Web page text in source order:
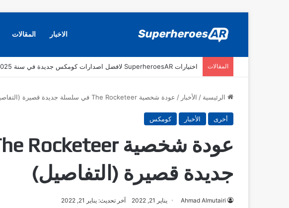
الاخبار المقالات
المقالات اختيارات SuperheroesAR لافضل اصدارات كومكس جديدة في سنة 2025
الرئيسية / الأخبار / عودة شخصية The Rocketeer في سلسلة جديدة قصيرة (التفاصيل)
أخرى الأخبار كومكس
جديدة قصيرة (التفاصيل)
Ahmad Almutairi يناير 21, 2022 آخر تحديث: يناير 21, 2022